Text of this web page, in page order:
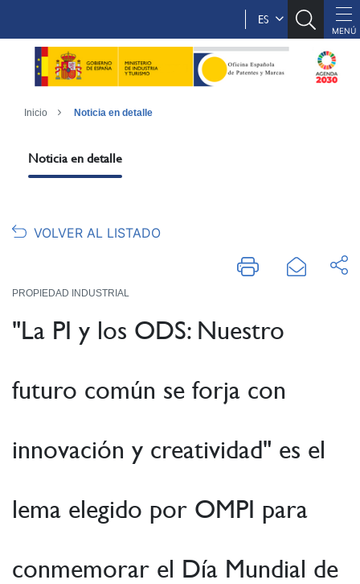
ES
Inicio Noticia en detalle
Noticia en detalle
VOLVER AL LISTADO
PROPIEDAD INDUSTRIAL
"La PI y los ODS: Nuestro
futuro común se forja con
innovación y creatividad" es el
lema elegido por OMPI para
conmemorar el Día Mundial de